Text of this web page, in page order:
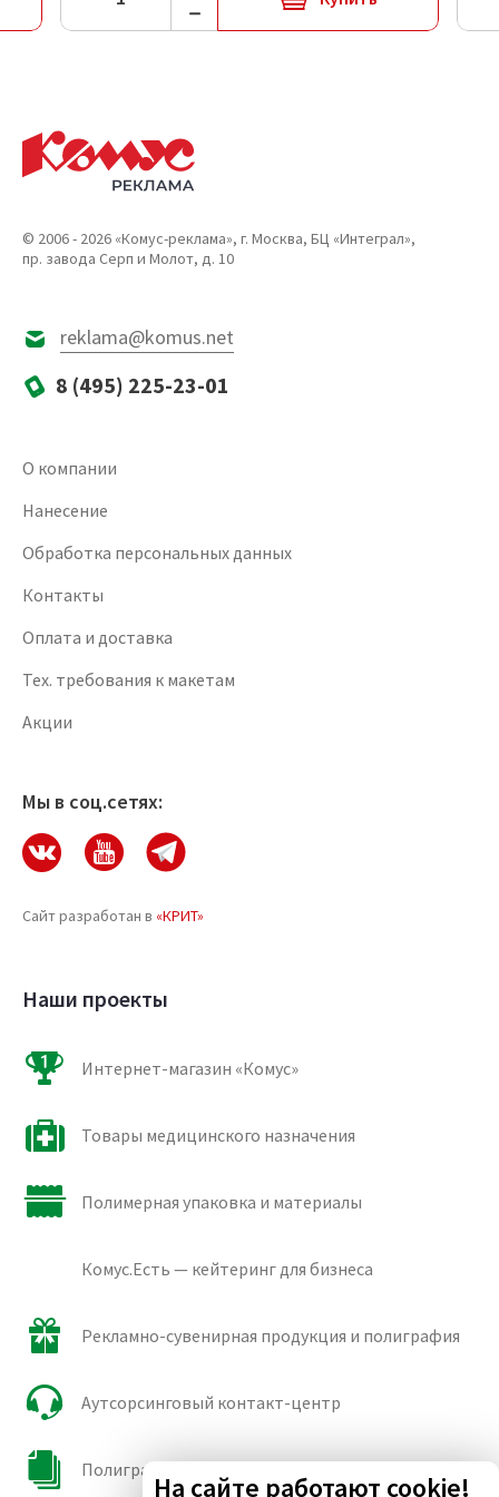
© 2006 - 2026 «Комус-реклама», г. Москва, БЦ «Интеграл»,
пр. завода Серп и Молот, д. 10
reklama@komus.net
8 (495) 225-23-01
О компании
Нанесение
Обработка персональных данных
Контакты
Оплата и доставка
Тех. требования к макетам
Акции
Мы в соц.сетях:
Сайт разработан в «КРИТ»
Наши проекты
Интернет-магазин «Комус»
Товары медицинского назначения
Полимерная упаковка и материалы
Комус.Есть — кейтеринг для бизнеса
Рекламно-сувенирная продукция и полиграфия
Аутсорсинговый контакт-центр
Полиграфические сорта бумаги и картона
На сайте работают cookie!